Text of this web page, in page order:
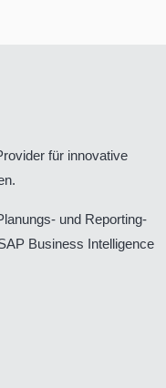
für innovative
und Reporting-
Business Intelligence